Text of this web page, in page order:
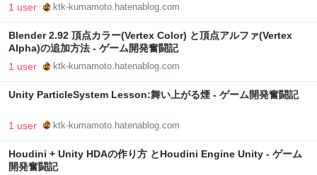
1 user ktk-kumamoto.hatenablog.com
Blender 2.92 頂点カラー(Vertex Color) と頂点アルファ(Vertex
Alpha)の追加方法 - ゲーム開発奮闘記
1 user ktk-kumamoto.hatenablog.com
Unity ParticleSystem Lesson:舞い上がる煙 - ゲーム開発奮闘記
1 user ktk-kumamoto.hatenablog.com
Houdini + Unity HDAの作り方 とHoudini Engine Unity - ゲーム
開発奮闘記